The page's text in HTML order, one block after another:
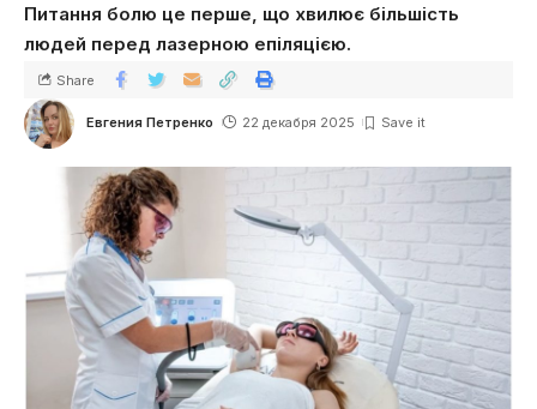
Питання болю це перше, що хвилює більшість
людей перед лазерною епіляцією.
Евгения Петренко 22 декабря 2025
Share